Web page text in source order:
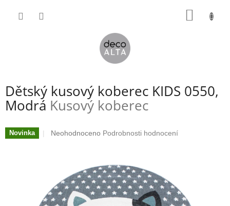
Dětský kusový koberec KIDS 0550,
Modrá Kusový koberec
Novinka
Průměrné
5
hvězdiček.
Neohodnoceno Podrobnosti hodnocení